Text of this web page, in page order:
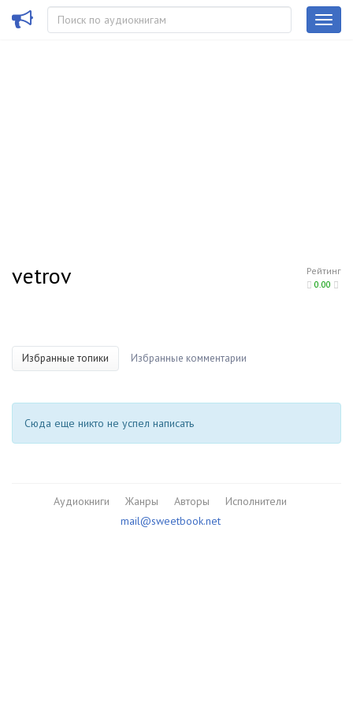
Рейтинг
0.00
vetrov
Избранные топики Избранные комментарии
Сюда еще никто не успел написать
Аудиокниги Жанры Авторы
Исполнители
mail@sweetbook.net